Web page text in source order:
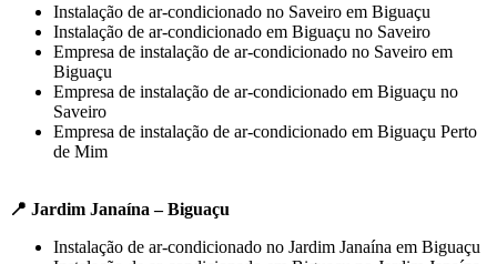
Instalação de ar-condicionado no Saveiro em Biguaçu
Instalação de ar-condicionado em Biguaçu no Saveiro
Empresa de instalação de ar-condicionado no Saveiro em
Biguaçu
Empresa de instalação de ar-condicionado em Biguaçu no
Saveiro
Empresa de instalação de ar-condicionado em Biguaçu Perto
de Mim
📍 Jardim Janaína – Biguaçu
Instalação de ar-condicionado no Jardim Janaína em Biguaçu